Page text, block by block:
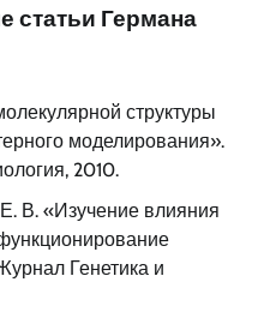
статьи Германа
структуры
моделирования».
2010.
В. «Изучение влияния
Генетика и